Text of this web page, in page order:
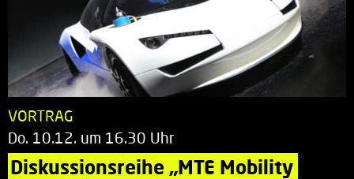
VORTRAG
Do. 10.12. um 16.30 Uhr
Diskussionsreihe „MTE Mobility